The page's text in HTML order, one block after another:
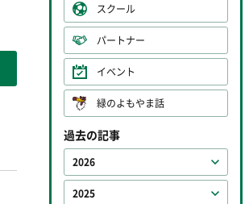
スクール
パートナー
イベント
緑のよもやま話
過去の記事
2026
2025